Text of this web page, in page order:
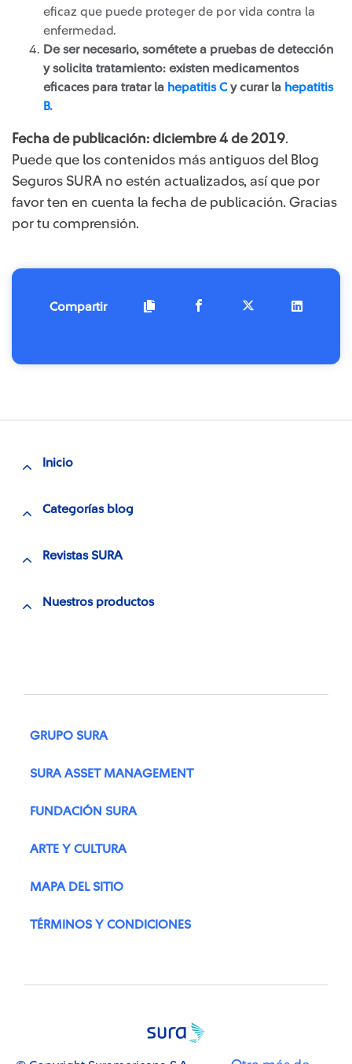
eficaz que puede proteger de por vida contra la
enfermedad.
De ser necesario, sométete a pruebas de detección
y solicita tratamiento: existen medicamentos
eficaces para tratar la hepatitis C​y curar la hepatitis
B​.
Fecha de publicación: diciembre 4 de 2019.
Puede que los contenidos más antiguos del Blog
Seguros SURA no estén actualizados, así que por
favor ten en cuenta la fecha de publicación. Gracias
por tu comprensión.
Compartir
Inicio
Categorías blog
Revistas SURA
Nuestros productos
GRUPO SURA
SURA ASSET MANAGEMENT
FUNDACIÓN SURA
ARTE Y CULTURA
MAPA DEL SITIO
TÉRMINOS Y CONDICIONES